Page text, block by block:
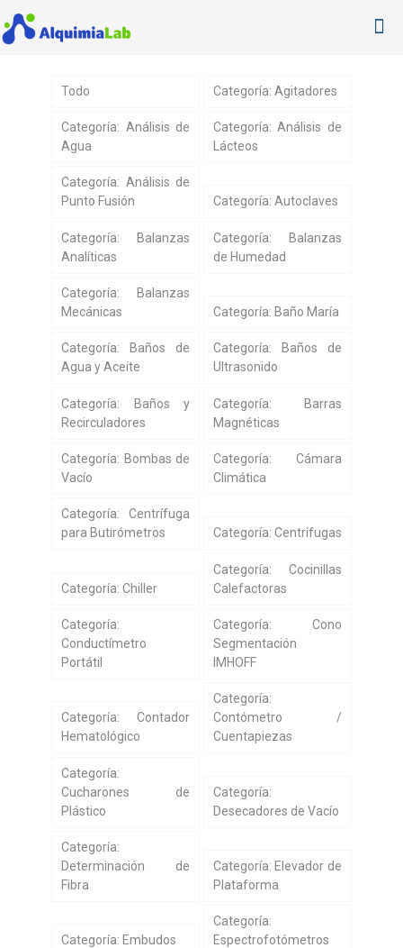
Todo Categoría: Agitadores
Categoría: Análisis de
Agua
Categoría: Análisis de
Lácteos
Categoría: Análisis de
Punto Fusión
Categoría: Autoclaves
Categoría: Balanzas
Analíticas
Categoría: Balanzas
de Humedad
Categoría: Balanzas
Mecánicas
Categoría: Baño María
Categoría: Baños de
Agua y Aceite
Categoría: Baños de
Ultrasonido
Categoría: Baños y
Recirculadores
Categoría: Barras
Magnéticas
Categoría: Bombas de
Vacío
Categoría: Cámara
Climática
Categoría: Centrífuga
para Butirómetros
Categoría: Centrífugas
Categoría: Chiller
Categoría: Cocinillas
Calefactoras
Categoría:
Conductímetro
Portátil
Categoría: Cono
Segmentación
IMHOFF
Categoría: Contador
Hematológico
Categoría:
Contómetro /
Cuentapiezas
Categoría:
Cucharones de
Plástico
Categoría:
Desecadores de Vacío
Categoría:
Determinación de
Fibra
Categoría: Elevador de
Plataforma
Categoría: Embudos
Categoría:
Espectrofotómetros